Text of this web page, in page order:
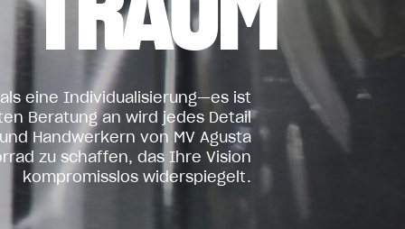
eine Individualisierung—es ist
Beratung an wird jedes Detail
Handwerkern von MV Agusta
zu schaffen, das Ihre Vision
kompromisslos widerspiegelt.